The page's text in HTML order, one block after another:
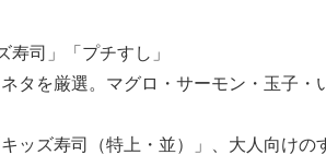
司」「プチすし」
タを厳選。マグロ・サーモン・玉子
ッズ寿司（特上・並）」、大人向けの